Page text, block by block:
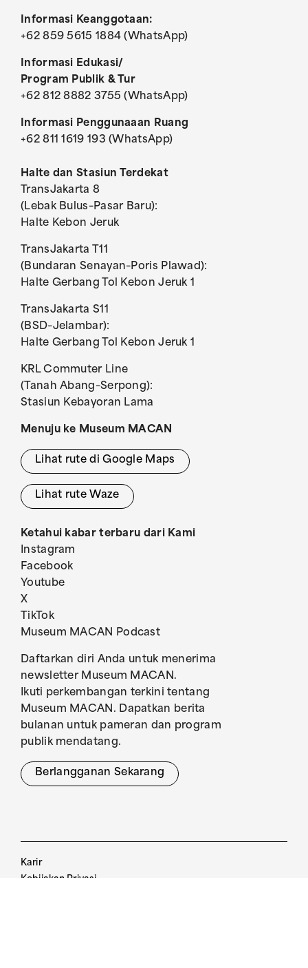
Informasi Keanggotaan:
+62 859 5615 1884 (WhatsApp)
Informasi Edukasi/
Program Publik & Tur
+62 812 8882 3755 (WhatsApp)
Informasi Penggunaaan Ruang
+62 811 1619 193 (WhatsApp)
Halte dan Stasiun Terdekat
TransJakarta 8
(Lebak Bulus–Pasar Baru):
Halte Kebon Jeruk
TransJakarta T11
(Bundaran Senayan–Poris Plawad):
Halte Gerbang Tol Kebon Jeruk 1
TransJakarta S11
(BSD–Jelambar):
Halte Gerbang Tol Kebon Jeruk 1
KRL Commuter Line
(Tanah Abang–Serpong):
Stasiun Kebayoran Lama
Menuju ke Museum MACAN
Lihat rute di Google Maps
Lihat rute Waze
Ketahui kabar terbaru dari Kami
Instagram
Facebook
Youtube
X
TikTok
Museum MACAN Podcast
Daftarkan diri Anda untuk menerima
newsletter Museum MACAN.
Ikuti perkembangan terkini tentang
Museum MACAN. Dapatkan berita
bulanan untuk pameran dan program
publik mendatang.
Berlangganan Sekarang
Karir
Kebijakan Privasi